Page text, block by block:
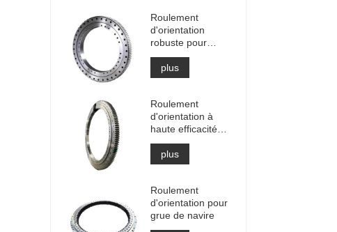
Roulement
d'orientation
robuste pour
équipement de
grue portuaire
plus
Roulement
d'orientation à
haute efficacité
pour le
récupérateur
d'empileur
plus
Roulement
d'orientation pour
grue de navire